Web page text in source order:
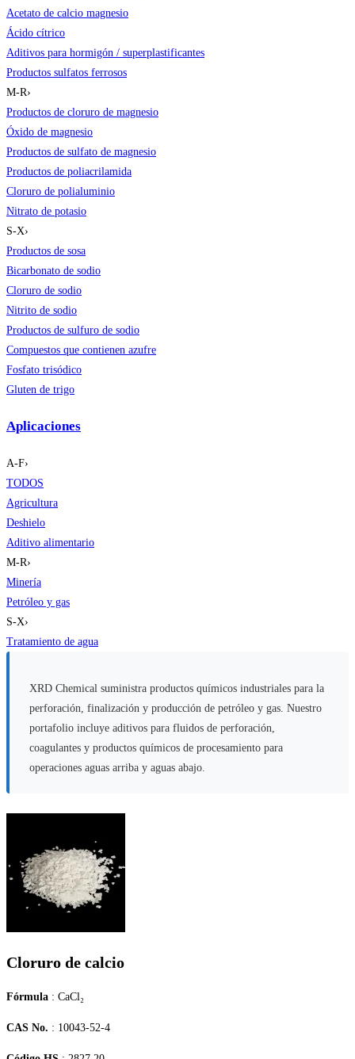
Acetato de calcio magnesio
Ácido cítrico
Aditivos para hormigón / superplastificantes
Productos sulfatos ferrosos
M-R›
Productos de cloruro de magnesio
Óxido de magnesio
Productos de sulfato de magnesio
Productos de poliacrilamida
Cloruro de polialuminio
Nitrato de potasio
S-X›
Productos de sosa
Bicarbonato de sodio
Cloruro de sodio
Nitrito de sodio
Productos de sulfuro de sodio
Compuestos que contienen azufre
Fosfato trisódico
Gluten de trigo
Aplicaciones
A-F›
TODOS
Agricultura
Deshielo
Aditivo alimentario
M-R›
Minería
Petróleo y gas
S-X›
Tratamiento de agua
XRD Chemical suministra productos químicos industriales para la
perforación, finalización y producción de petróleo y gas. Nuestro
portafolio incluye aditivos para fluidos de perforación,
coagulantes y productos químicos de procesamiento para
operaciones aguas arriba y aguas abajo.
Cloruro de calcio
Fórmula : CaCl₂
CAS No. : 10043-52-4